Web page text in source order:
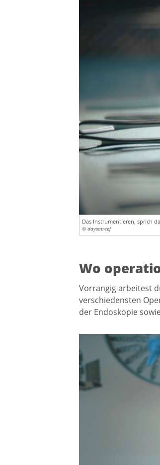
Das Instrumentieren, sprich
© daysatreef
Wo
Vorrangig arbeitest
verschiedensten
der Endoskopie